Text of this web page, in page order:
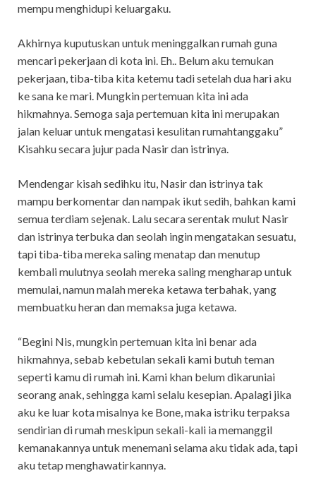
mempu menghidupi keluargaku.
Akhirnya kuputuskan untuk meninggalkan rumah guna
mencari pekerjaan di kota ini. Eh.. Belum aku temukan
pekerjaan, tiba-tiba kita ketemu tadi setelah dua hari aku
ke sana ke mari. Mungkin pertemuan kita ini ada
hikmahnya. Semoga saja pertemuan kita ini merupakan
jalan keluar untuk mengatasi kesulitan rumahtanggaku”
Kisahku secara jujur pada Nasir dan istrinya.
Mendengar kisah sedihku itu, Nasir dan istrinya tak
mampu berkomentar dan nampak ikut sedih, bahkan kami
semua terdiam sejenak. Lalu secara serentak mulut Nasir
dan istrinya terbuka dan seolah ingin mengatakan sesuatu,
tapi tiba-tiba mereka saling menatap dan menutup
kembali mulutnya seolah mereka saling mengharap untuk
memulai, namun malah mereka ketawa terbahak, yang
membuatku heran dan memaksa juga ketawa.
“Begini Nis, mungkin pertemuan kita ini benar ada
hikmahnya, sebab kebetulan sekali kami butuh teman
seperti kamu di rumah ini. Kami khan belum dikaruniai
seorang anak, sehingga kami selalu kesepian. Apalagi jika
aku ke luar kota misalnya ke Bone, maka istriku terpaksa
sendirian di rumah meskipun sekali-kali ia memanggil
kemanakannya untuk menemani selama aku tidak ada, tapi
aku tetap menghawatirkannya.